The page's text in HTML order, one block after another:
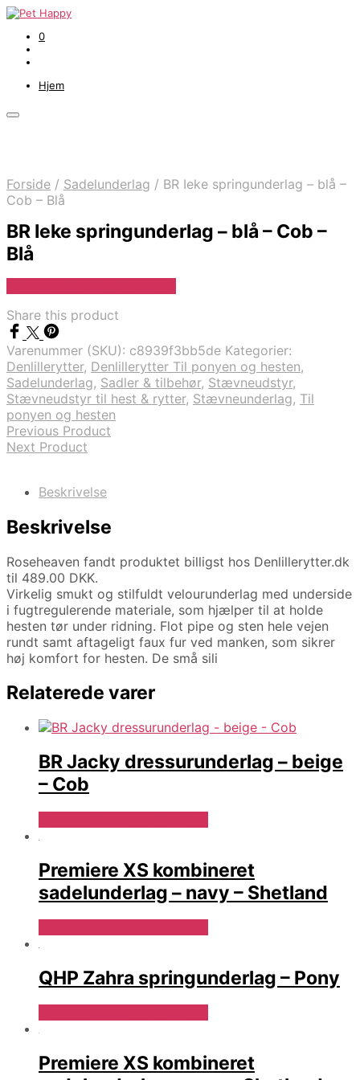
0
Hjem
Forside / Sadelunderlag / BR Ieke springunderlag – blå –
Cob – Blå
BR Ieke springunderlag – blå – Cob –
Blå
Share this product
Varenummer (SKU): c8939f3bb5de Kategorier:
Denlillerytter, Denlillerytter Til ponyen og hesten,
Sadelunderlag, Sadler & tilbehør, Stævneudstyr,
Stævneudstyr til hest & rytter, Stævneunderlag, Til
ponyen og hesten
Previous Product
Next Product
Beskrivelse
Beskrivelse
Roseheaven fandt produktet billigst hos Denlillerytter.dk
til 489.00 DKK.
Virkelig smukt og stilfuldt velourunderlag med underside
i fugtregulerende materiale, som hjælper til at holde
hesten tør under ridning. Flot pipe og sten hele vejen
rundt samt aftageligt faux fur ved manken, som sikrer
høj komfort for hesten. De små sili
Relaterede varer
BR Jacky dressurunderlag – beige
– Cob
Premiere XS kombineret
sadelunderlag – navy – Shetland
QHP Zahra springunderlag – Pony
Premiere XS kombineret